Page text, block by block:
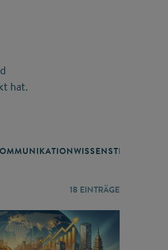
hat.
WISSENSTRANSFER
18 EINTRÄGE